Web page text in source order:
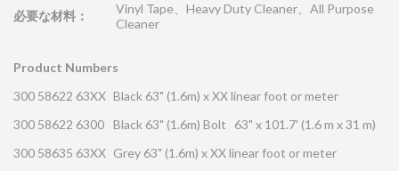
必要な材料：
Vinyl Tape、Heavy Duty Cleaner、All Purpose
Cleaner
Product Numbers
300 58622 63XX Black 63" (1.6m) x XX linear foot or meter
300 58622 6300 Black 63" (1.6m) Bolt
63" x 101.7' (1.6 m x 31 m)
300 58635 63XX Grey 63" (1.6m) x XX linear foot or meter